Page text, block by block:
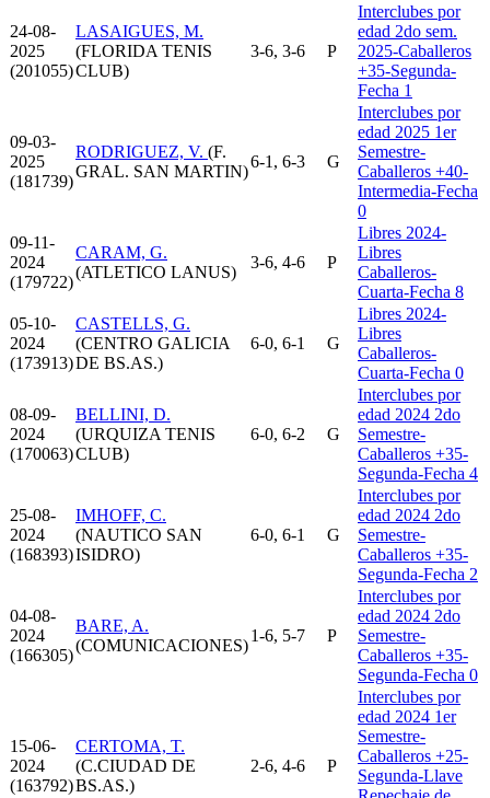
24-08-
2025
(201055)
LASAIGUES, M.
(FLORIDA TENIS
CLUB)
3-6, 3-6 P
Interclubes por
edad 2do sem.
2025-Caballeros
+35-Segunda-
Fecha 1
09-03-
2025
(181739)
RODRIGUEZ, V. (F.
GRAL. SAN MARTIN)
6-1, 6-3 G
Interclubes por
edad 2025 1er
Semestre-
Caballeros +40-
Intermedia-Fecha
0
09-11-
2024
(179722)
CARAM, G.
(ATLETICO LANUS)
3-6, 4-6 P
Libres 2024-
Libres
Caballeros-
Cuarta-Fecha 8
05-10-
2024
(173913)
CASTELLS, G.
(CENTRO GALICIA
DE BS.AS.)
6-0, 6-1 G
Libres 2024-
Libres
Caballeros-
Cuarta-Fecha 0
08-09-
2024
(170063)
BELLINI, D.
(URQUIZA TENIS
CLUB)
6-0, 6-2 G
Interclubes por
edad 2024 2do
Semestre-
Caballeros +35-
Segunda-Fecha 4
25-08-
2024
(168393)
IMHOFF, C.
(NAUTICO SAN
ISIDRO)
6-0, 6-1 G
Interclubes por
edad 2024 2do
Semestre-
Caballeros +35-
Segunda-Fecha 2
04-08-
2024
(166305)
BARE, A.
(COMUNICACIONES)
1-6, 5-7 P
Interclubes por
edad 2024 2do
Semestre-
Caballeros +35-
Segunda-Fecha 0
15-06-
2024
(163792)
CERTOMA, T.
(C.CIUDAD DE
BS.AS.)
2-6, 4-6 P
Interclubes por
edad 2024 1er
Semestre-
Caballeros +25-
Segunda-Llave